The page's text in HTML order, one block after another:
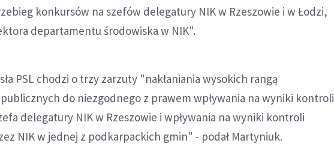
konkursów na szefów delegatury NIK w Rzeszowie i w Łodzi,
departamentu środowiska w NIK".
PSL chodzi o trzy zarzuty "nakłaniania wysokich rangą
do niezgodnego z prawem wpływania na wyniki kontroli
delegatury NIK w Rzeszowie i wpływania na wyniki kontroli
NIK w jednej z podkarpackich gmin" - podał Martyniuk.